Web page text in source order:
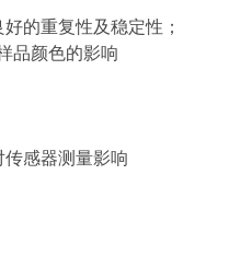
的重复性及稳定性；
品颜色的影响
感器测量影响